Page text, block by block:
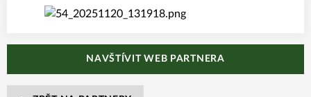
NAVŠTÍVIT WEB PARTNERA